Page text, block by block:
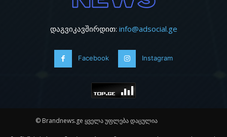
დაგვიკავშირდით: info@adsocial.ge
Facebook Instagram
© Brandnews.ge ყველა უფლება დაცულია